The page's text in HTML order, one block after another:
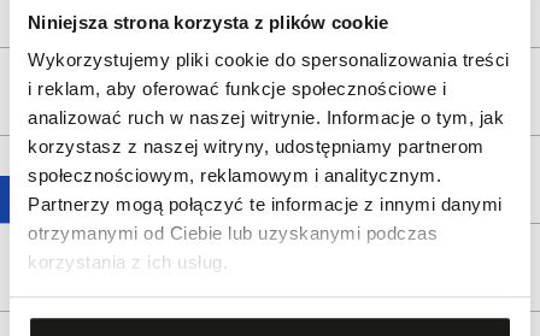
Niniejsza strona korzysta z plików cookie
Wykorzystujemy pliki cookie do spersonalizowania treści
i reklam, aby oferować funkcje społecznościowe i
analizować ruch w naszej witrynie. Informacje o tym, jak
korzystasz z naszej witryny, udostępniamy partnerom
społecznościowym, reklamowym i analitycznym.
Partnerzy mogą połączyć te informacje z innymi danymi
otrzymanymi od Ciebie lub uzyskanymi podczas
korzystania z ich usług.
Wysyłka
Reklamacje i zwroty
Tagi